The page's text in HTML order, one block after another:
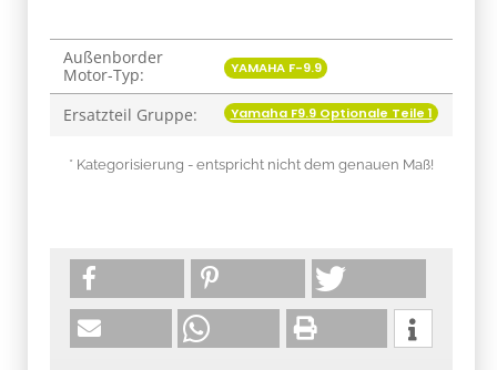
Produkteigenschaft
Wert
Außenborder
Motor-Typ:
YAMAHA F-9.9
Ersatzteil Gruppe: Yamaha F9.9 Optionale Teile 1
* Kategorisierung - entspricht nicht dem genauen Maß!